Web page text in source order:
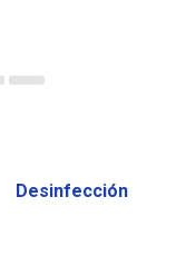
Desinfección